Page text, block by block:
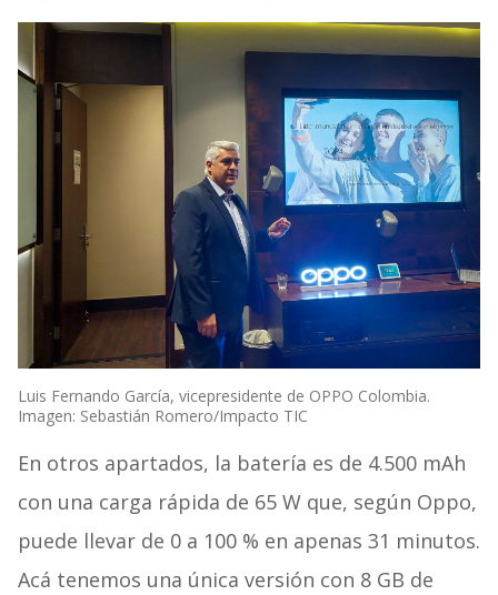
Luis Fernando García, vicepresidente de OPPO Colombia.
Imagen: Sebastián Romero/Impacto TIC
En otros apartados, la batería es de 4.500 mAh
con una carga rápida de 65 W que, según Oppo,
puede llevar de 0 a 100 % en apenas 31 minutos.
Acá tenemos una única versión con 8 GB de